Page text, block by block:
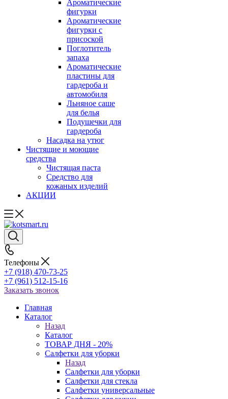
Ароматические
фигурки
Ароматические
фигурки с
присоской
Поглотитель
запаха
Ароматические
пластины для
гардероба и
автомобиля
Льняное саше
для белья
Подушечки для
гардероба
Насадка на утюг
Чистящие и моющие
средства
Чистящая паста
Средство для
кожаных изделий
АКЦИИ
Телефоны
+7 (918) 470-73-25
+7 (961) 512-15-16
Заказать звонок
Главная
Каталог
Назад
Каталог
ТОВАР ДНЯ - 20%
Салфетки для уборки
Назад
Салфетки для уборки
Салфетки для стекла
Салфетки универсальные